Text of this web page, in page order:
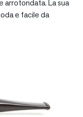
arrotondata. La sua
e facile da